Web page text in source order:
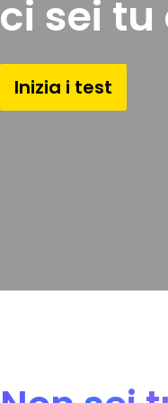
ci sei
Inizia i test